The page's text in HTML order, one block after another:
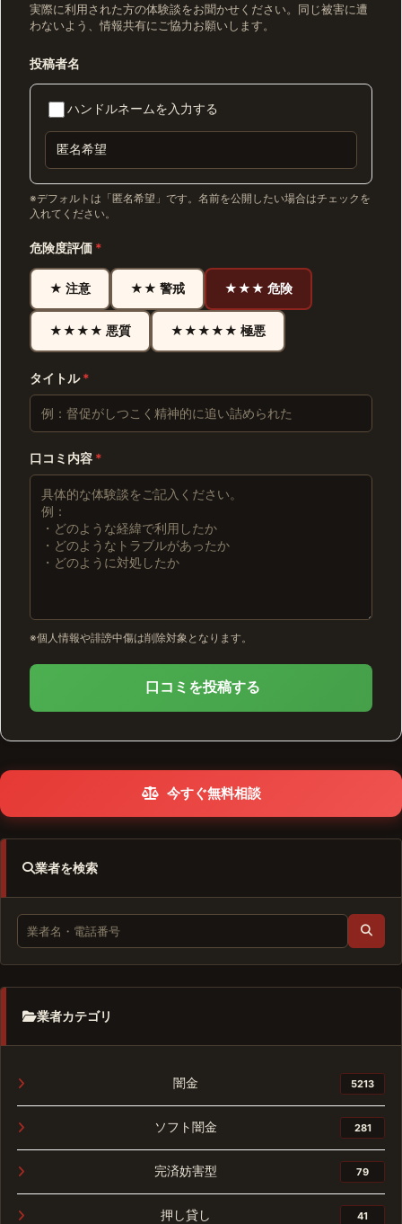
実際に利用された方の体験談をお聞かせください。同じ被害に遭
わないよう、情報共有にご協力お願いします。
投稿者名
ハンドルネームを入力する
※デフォルトは「匿名希望」です。名前を公開したい場合はチェックを
入れてください。
危険度評価 *
★ 注意 ★★ 警戒 ★★★ 危険
★★★★ 悪質 ★★★★★ 極悪
タイトル*
口コミ内容 *
※個人情報や誹謗中傷は削除対象となります。
口コミを投稿する
今すぐ無料相談
業者を検索
業者カテゴリ
闇金 5213
ソフト闇金 281
完済妨害型 79
押し貸し 41